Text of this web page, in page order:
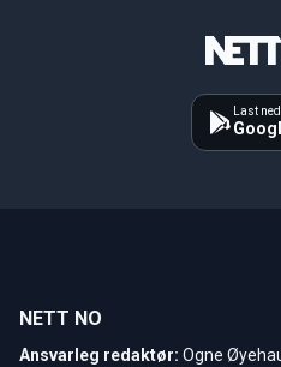
Last
NETT NO
Ansvarleg redaktør: Ogne